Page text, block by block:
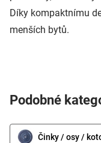
Díky kompaktnímu
menších bytů.
Podobné
Činky / osy /